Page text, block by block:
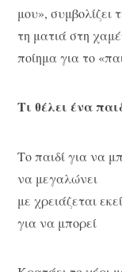
μου», συμβολίζει
τη ματιά στη
ποίημα για το
Τι θέλει ένα
Το παιδί για να
να μεγαλώνει
με χρειάζεται εκεί
για να μπορεί